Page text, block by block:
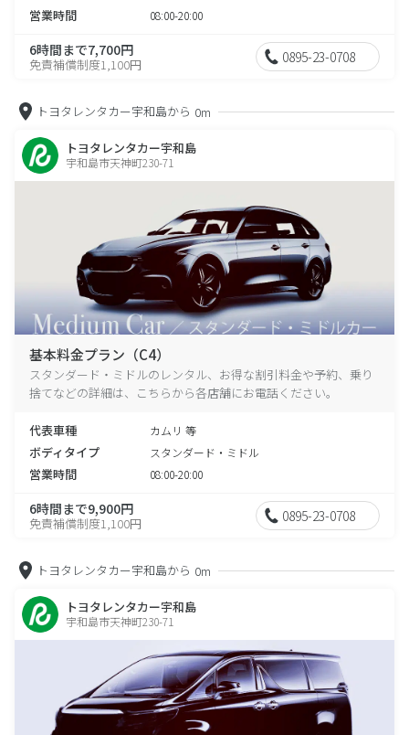
営業時間 08:00-20:00
6時間まで7,700円
免責補償制度1,100円 0895-23-0708
トヨタレンタカー宇和島から 0m
トヨタレンタカー宇和島
宇和島市天神町230-71
基本料金プラン（C4）
スタンダード・ミドルのレンタル、お得な割引料金や予約、乗り
捨てなどの詳細は、こちらから各店舗にお電話ください。
代表車種 カムリ 等
ボディタイプ スタンダード・ミドル
営業時間 08:00-20:00
6時間まで9,900円
免責補償制度1,100円 0895-23-0708
トヨタレンタカー宇和島から 0m
トヨタレンタカー宇和島
宇和島市天神町230-71